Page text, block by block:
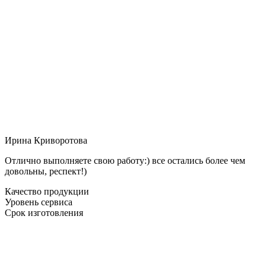
Ирина Криворотова
Отлично выполняете свою работу:) все остались более чем
довольны, респект!)
Качество продукции
Уровень сервиса
Срок изготовления